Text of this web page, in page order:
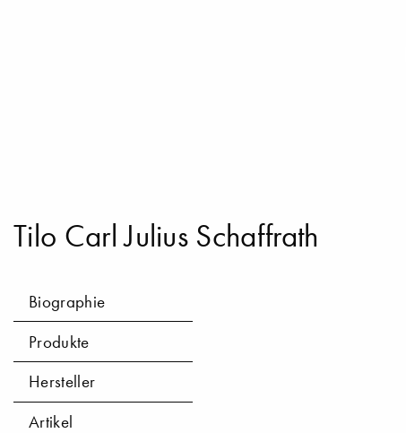
Tilo Carl Julius Schaffrath
Biographie
Produkte
Hersteller
Artikel